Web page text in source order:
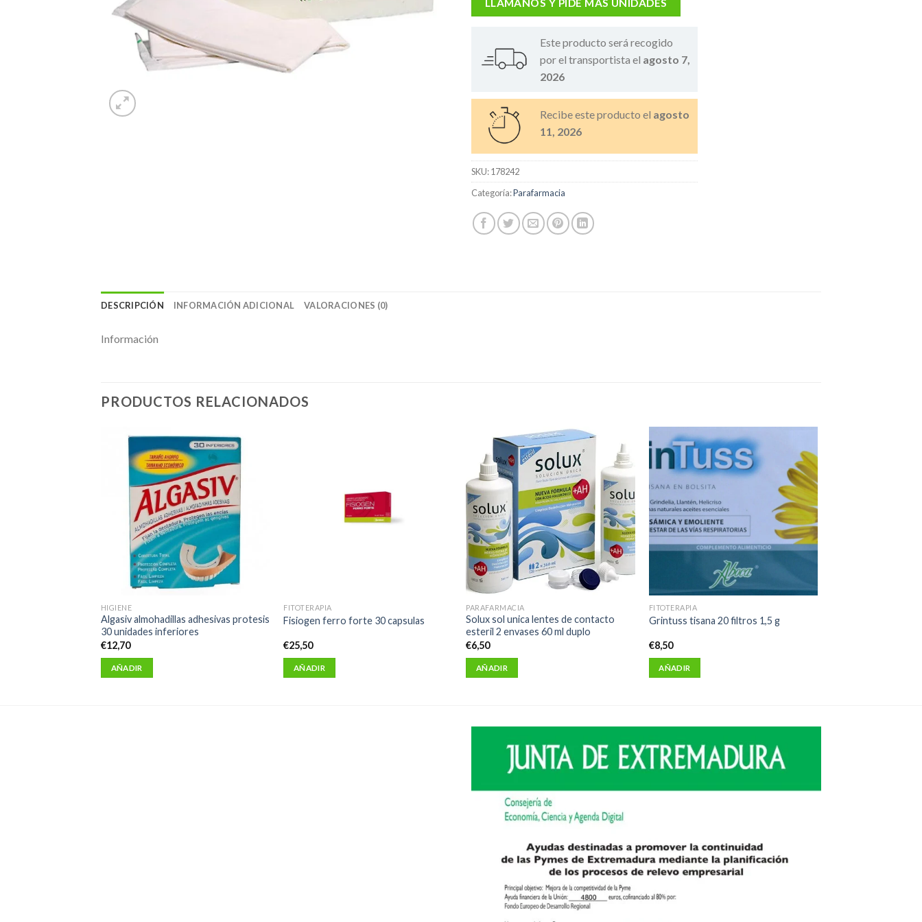
Este producto será recogido
por el transportista el agosto 7,
2026
Recibe este producto el agosto
11, 2026
SKU:178242
Categoría:Parafarmacia
DESCRIPCIÓN INFORMACIÓN ADICIONAL VALORACIONES (0)
Información
PRODUCTOS RELACIONADOS
HIGIENE
Algasiv almohadillas adhesivas protesis
30 unidades inferiores
€12,70
AÑADIR
FITOTERAPIA
Fisiogen ferro forte 30 capsulas
€25,50
AÑADIR
PARAFARMACIA
Solux sol unica lentes de contacto
esteril 2 envases 60 ml duplo
€6,50
AÑADIR
FITOTERAPIA
Grintuss tisana 20 filtros 1,5 g
€8,50
AÑADIR